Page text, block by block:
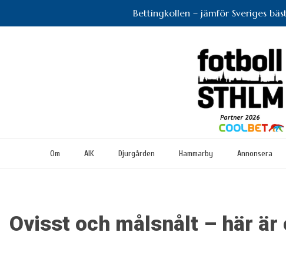
Bettingkollen – jämför Sveriges
Om AIK Djurgården Hammarby Annonsera
Ovisst och målsnålt – här